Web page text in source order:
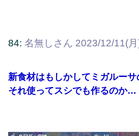
84: 名無しさん 2023/12/11(
新食材はもしかしてミガルーサ
それ使ってスシでも作るのか…